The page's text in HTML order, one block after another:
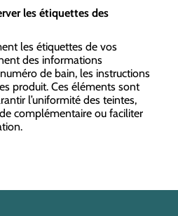
les étiquettes des
les étiquettes de vos
des informations
de bain, les instructions
produit. Ces éléments sont
l’uniformité des teintes,
complémentaire ou faciliter